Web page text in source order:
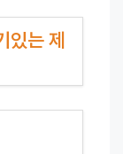
있는 제